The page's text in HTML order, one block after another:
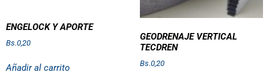
ENGELOCK Y APORTE
Bs.0,20
Añadir al carrito
GEODRENAJE VERTICAL
TECDREN
Bs.0,20